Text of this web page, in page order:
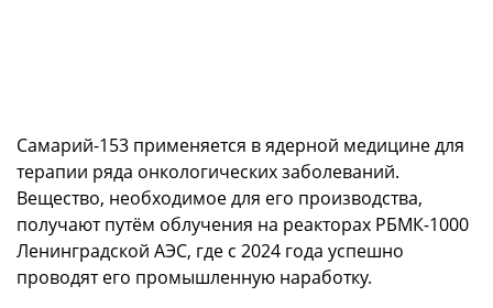
Самарий-153 применяется в ядерной медицине для
терапии ряда онкологических заболеваний.
Вещество, необходимое для его производства,
получают путём облучения на реакторах РБМК-1000
Ленинградской АЭС, где с 2024 года успешно
проводят его промышленную наработку.